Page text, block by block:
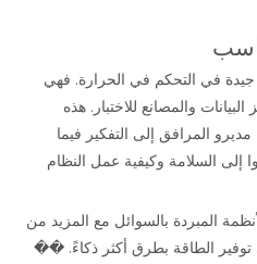
جيدة في التحكم في الحرارة. فهي
والمصانع للاختبار. هذه
المرافق إلى التفكير فيما
إلى السلامة وكيفية عمل النظام
المبردة بالسوائل مع المزيد من
الطاقة بطرق أكثر ذكاءً. ��